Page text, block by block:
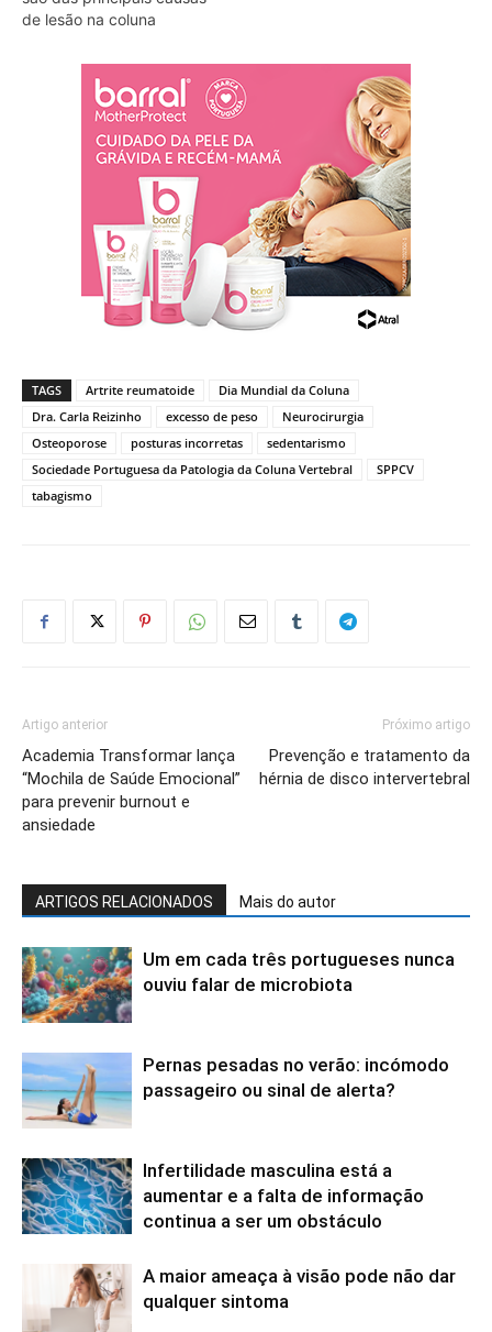
de lesão na coluna
TAGS Artrite reumatoide
Dia Mundial da Coluna
Dra. Carla Reizinho
excesso de peso
Neurocirurgia
Osteoporose
posturas incorretas
sedentarismo
Sociedade Portuguesa da Patologia da Coluna Vertebral
SPPCV
tabagismo
Artigo anterior
Academia Transformar lança
“Mochila de Saúde Emocional”
para prevenir burnout e
ansiedade
Próximo artigo
Prevenção e tratamento da
hérnia de disco intervertebral
ARTIGOS RELACIONADOS Mais do autor
Um em cada três portugueses nunca
ouviu falar de microbiota
Pernas pesadas no verão: incómodo
passageiro ou sinal de alerta?
Infertilidade masculina está a
aumentar e a falta de informação
continua a ser um obstáculo
A maior ameaça à visão pode não dar
qualquer sintoma